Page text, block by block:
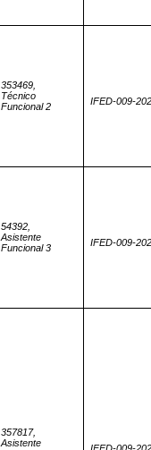
353469,
Técnico
Funcional 2
IFED-009-
54392,
Asistente
Funcional 3
IFED-009-
357817,
Asistente